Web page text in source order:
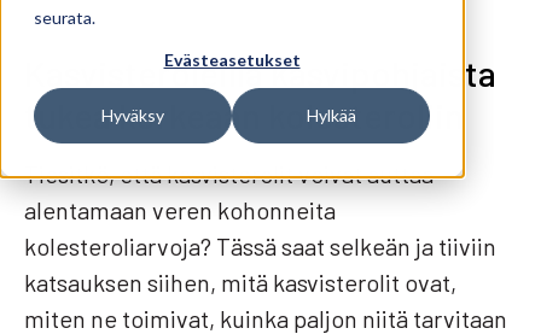
seurata.
Evästeasetukset
Hyväksy Hylkää
Kasvisteroleilla kasvipohjaista
tukea korkeaan kolesteroliin
Tiesitkö, että kasvisterolit voivat auttaa
alentamaan veren kohonneita
kolesteroliarvoja? Tässä saat selkeän ja tiiviin
katsauksen siihen, mitä kasvisterolit ovat,
miten ne toimivat, kuinka paljon niitä tarvitaan